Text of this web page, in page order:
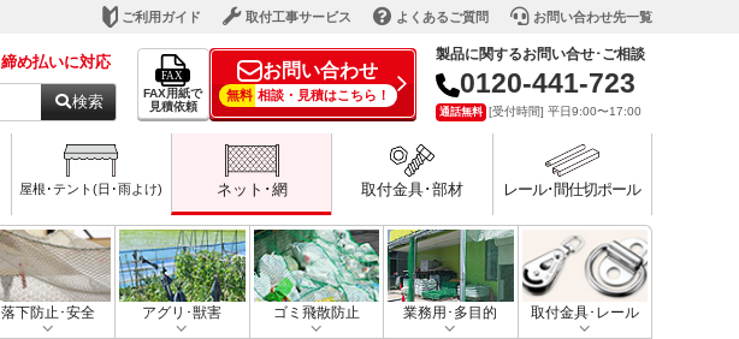
ご利用ガイド 取付工事サービス よくあるご質問 お問い合わせ先一覧
締め払いに対応
検索
FAX用紙で
見積依頼
お問い合わせ
無料 相談・見積はこちら！
製品に関するお問い合せ･ご相談
0120-441-723
通話無料 [受付時間] 平日9:00〜17:00
屋根･テント(日･雨よけ) ネット･網 取付金具･部材 レール･間仕切ポール
落下防止･安全 アグリ･獣害 ゴミ飛散防止 業務用･多目的 取付金具･レール